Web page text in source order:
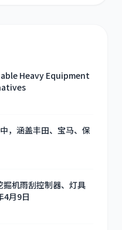
Heavy Equipment
，涵盖丰田、宝马、保
掘机雨刮控制器、灯具
4月9日